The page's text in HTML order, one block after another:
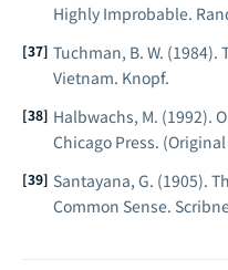
Highly Improbable.
Tuchman, B. W. (1984).
Vietnam. Knopf.
Halbwachs, M. (1992).
Chicago Press.
Santayana, G. (1905).
Common Sense.